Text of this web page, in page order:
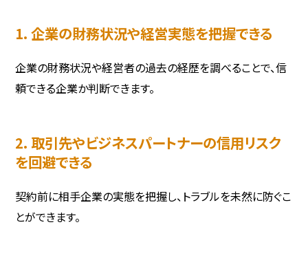
1. 企業の財務状況や経営実態を把握できる
企業の財務状況や経営者の過去の経歴を調べることで、信
頼できる企業か判断できます。
2. 取引先やビジネスパートナーの信用リスク
を回避できる
契約前に相手企業の実態を把握し、トラブルを未然に防ぐこ
とができます。